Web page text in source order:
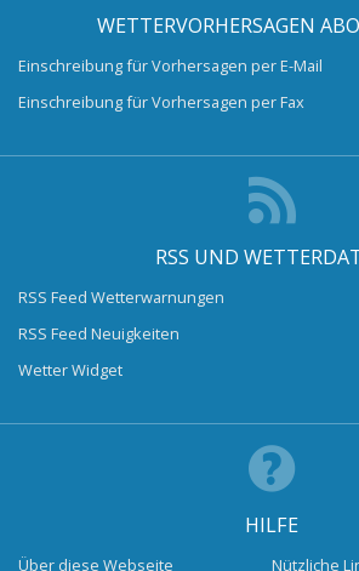
WETTERVORHERSAGEN
Einschreibung für Vorhersagen per E-Mail
Einschreibung für Vorhersagen per Fax
RSS UND
RSS Feed Wetterwarnungen
RSS Feed Neuigkeiten
Wetter Widget
HILFE
Über diese Webseite Nützliche